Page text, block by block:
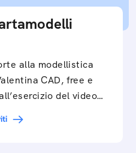
alla modellistica
CAD, free e
del video…